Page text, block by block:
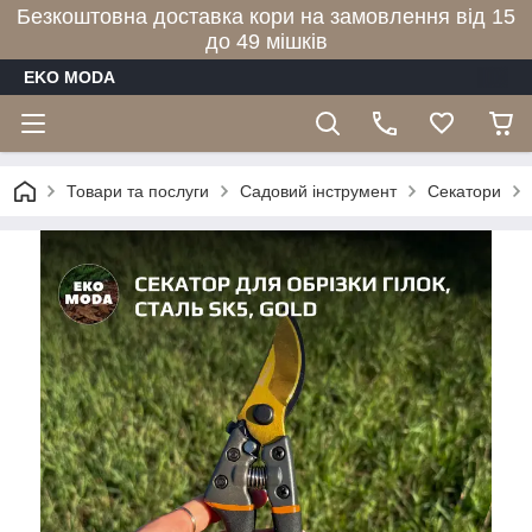
Безкоштовна доставка кори на замовлення від 15
до 49 мішків
EKO MODA
Товари та послуги Садовий інструмент Секатори